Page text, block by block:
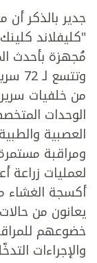
جدير بالذكر
"كليفلاند
مُجهزة بأحدث
الوحدات
العصبية
ومراقبة
لعمليات زراعة
أكسجة الغشاء
يعانون من
خضوعهم
والإجراءات